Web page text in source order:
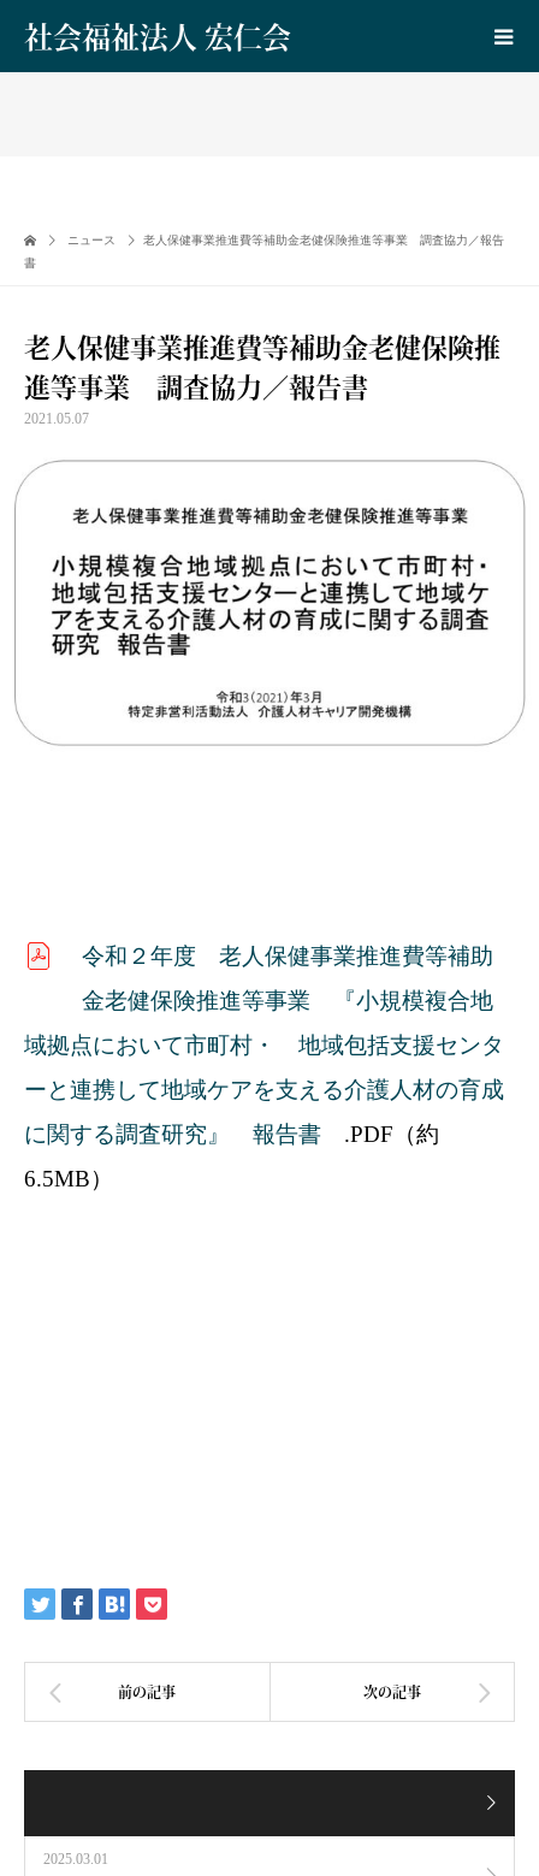
社会福祉法人 宏仁会
ニュース
老人保健事業推進費等補助金老健保険推進等事業 調査協力／報告
書
老人保健事業推進費等補助金老健保険推
進等事業 調査協力／報告書
2021.05.07
令和２年度 老人保健事業推進費等補助
金老健保険推進等事業 『小規模複合地
域拠点において市町村・ 地域包括支援センタ
ーと連携して地域ケアを支える介護人材の育成
に関する調査研究』 報告書 .PDF（約
6.5MB）
2025.03.01